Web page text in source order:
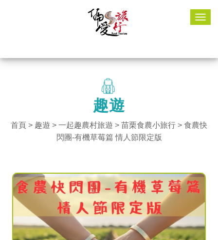
趣遊
首頁 > 趣遊 > 一起趣農村旅遊 > 苗栗食農小旅行 > 食農快
閃團-有機草莓篇 情人節限定版